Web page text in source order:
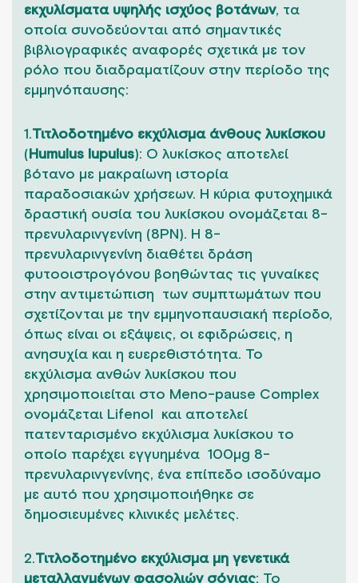
εκχυλίσματα υψηλής ισχύος βοτάνων, τα
οποία συνοδεύονται από σημαντικές
βιβλιογραφικές αναφορές σχετικά με τον
ρόλο που διαδραματίζουν στην περίοδο της
εμμηνόπαυσης:
1.Τιτλοδοτημένο εκχύλισμα άνθους λυκίσκου
(Humulus lupulus): Ο λυκίσκος αποτελεί
βότανο με μακραίωνη ιστορία
παραδοσιακών χρήσεων. Η κύρια φυτοχημικά
δραστική ουσία του λυκίσκου ονομάζεται 8-
πρενυλαρινγενίνη (8PN). Η 8-
πρενυλαρινγενίνη διαθέτει δράση
φυτοοιστρογόνου βοηθώντας τις γυναίκες
στην αντιμετώπιση των συμπτωμάτων που
σχετίζονται με την εμμηνοπαυσιακή περίοδο,
όπως είναι οι εξάψεις, οι εφιδρώσεις, η
ανησυχία και η ευερεθιστότητα. Το
εκχύλισμα ανθών λυκίσκου που
χρησιμοποιείται στο Meno-pause Complex
ονομάζεται Lifenol και αποτελεί
πατενταρισμένο εκχύλισμα λυκίσκου το
οποίο παρέχει εγγυημένα 100μg 8-
πρενυλαρινγενίνης, ένα επίπεδο ισοδύναμο
με αυτό που χρησιμοποιήθηκε σε
δημοσιευμένες κλινικές μελέτες.
2.Τιτλοδοτημένο εκχύλισμα μη γενετικά
μεταλλαγμένων φασολιών σόγιας: Το